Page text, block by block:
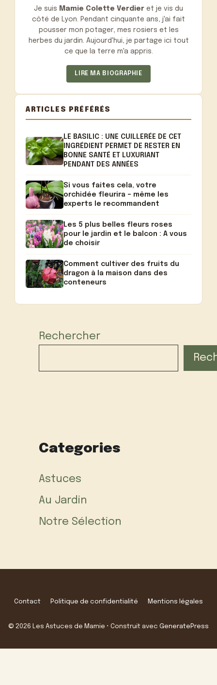
Je suis Mamie Colette Verdier et je vis du
côté de Lyon. Pendant cinquante ans, j'ai fait
pousser mon potager, mes rosiers et les
herbes du jardin. Aujourd'hui, je partage ici tout
ce que la terre m'a appris.
LIRE MA BIOGRAPHIE
ARTICLES PRÉFÉRÉS
LE BASILIC : UNE CUILLERÉE DE CET
INGRÉDIENT PERMET DE RESTER EN
BONNE SANTÉ ET LUXURIANT
PENDANT DES ANNÉES
Si vous faites cela, votre
orchidée fleurira – même les
experts le recommandent
Les 5 plus belles fleurs roses
pour le jardin et le balcon : A vous
de choisir
Comment cultiver des fruits du
dragon à la maison dans des
conteneurs
Rechercher
Categories
Astuces
Au Jardin
Notre Sélection
Contact Politique de confidentialité Mentions légales
© 2026 Les Astuces de Mamie • Construit avec GeneratePress